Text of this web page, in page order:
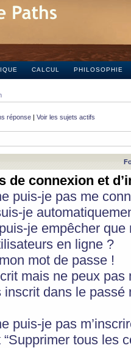
CALCUL PHILOSOPHIE
réponse | Voir les sujets actifs
de connexion et
puis-je pas me
je
je empêcher
en ligne ?
mot de passe !
mais ne peux pas
inscrit dans le
puis-je pas
tous les